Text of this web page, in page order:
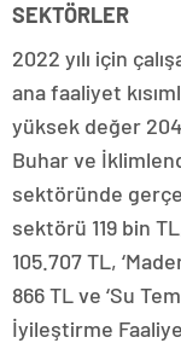
SEKTÖRLER
2022 yılı için
ana faaliyet
yüksek değer
Buhar ve
sektöründe
sektörü 119 bin
105.707 TL,
866 TL ve ‘Su
İyileştirme